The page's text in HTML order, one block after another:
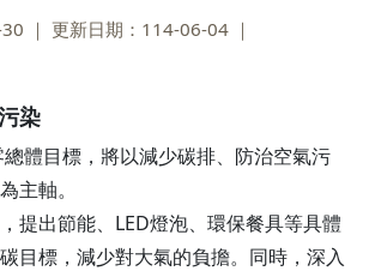
更新日期：114-06-04
染
體目標，將以減少碳排、防治空氣污
主軸。
提出節能、LED燈泡、環保餐具等具體
目標，減少對大氣的負擔。同時，深入